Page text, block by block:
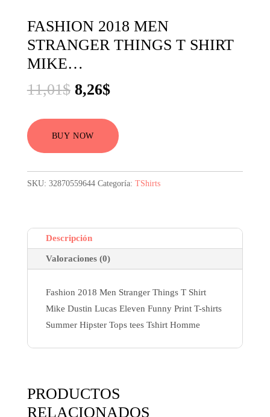
FASHION 2018 MEN
STRANGER THINGS T SHIRT
MIKE…
11,01$ El
original
era:
11,01$.
8,26$El
actual
es:
8,26$.
BUY NOW
SKU: 32870559644 Categoría: TShirts
Descripción
Valoraciones (0)
Fashion 2018 Men Stranger Things T Shirt
Mike Dustin Lucas Eleven Funny Print T-shirts
Summer Hipster Tops tees Tshirt Homme
PRODUCTOS
RELACIONADOS